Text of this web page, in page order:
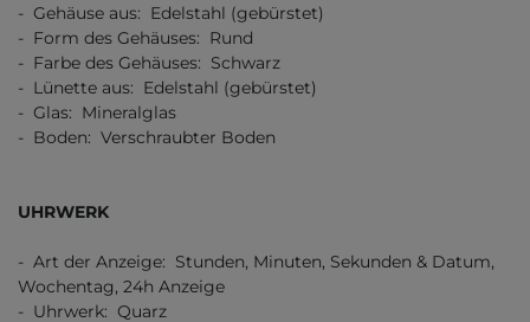
- Gehäuse aus: Edelstahl (gebürstet)
- Form des Gehäuses: Rund
- Farbe des Gehäuses: Schwarz
- Lünette aus: Edelstahl (gebürstet)
- Glas: Mineralglas
- Boden: Verschraubter Boden
UHRWERK
- Art der Anzeige: Stunden, Minuten, Sekunden & Datum,
Wochentag, 24h Anzeige
- Uhrwerk: Quarz